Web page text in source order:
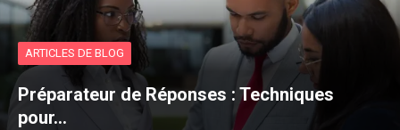
ARTICLES DE BLOG
Préparateur de Réponses : Techniques
pour…